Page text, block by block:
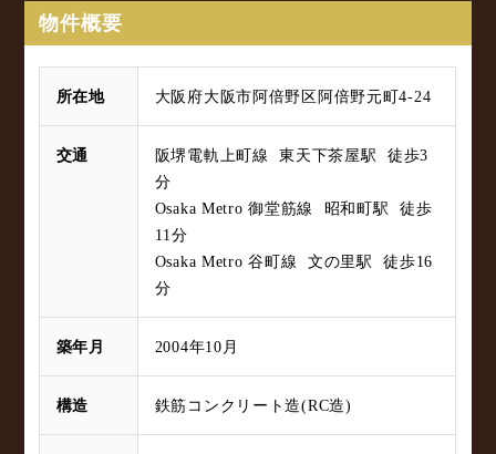
物件概要
所在地 大阪府大阪市阿倍野区阿倍野元町4-24
交通
阪堺電軌上町線 東天下茶屋駅 徒歩3
分
Osaka Metro 御堂筋線 昭和町駅 徒歩
11分
Osaka Metro 谷町線 文の里駅 徒歩16
分
築年月 2004年10月
構造 鉄筋コンクリート造(RC造)